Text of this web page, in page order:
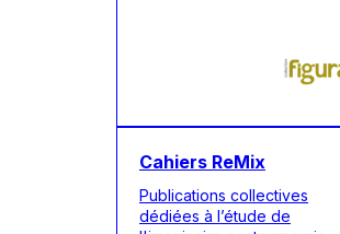
Cahiers ReMix
Publications collectives
dédiées à l’étude de